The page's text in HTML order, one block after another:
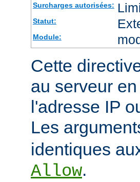
Surcharges autorisées:
Statut:
Module:
Cette
au serveur
l'adresse IP
Les
identiques
Allow.